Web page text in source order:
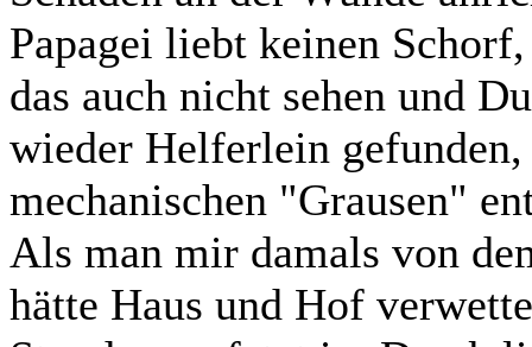
Papagei liebt keinen
das auch nicht sehen und
wieder Helferlein
mechanischen "Grausen"
Als man mir damals von
hätte Haus und Hof